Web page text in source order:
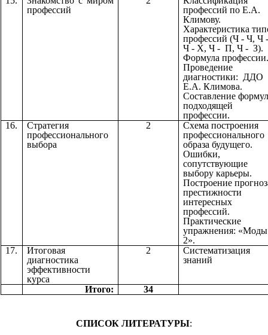
профессий
профессий по Е.А.
Климову.
Характеристика
профессий (Ч - Ч, Ч
Ч - Х, Ч - П, Ч - З).
Формула профессии.
Проведение
диагностики: ДДО
Е.А. Климова.
Составление
подходящей
профессии.
16.
Стратегия
профессионального
выбора
2
Схема построения
профессионального
образа будущего.
Ошибки,
сопутствующие
выбору карьеры.
Построение
престижности
интересных
профессий.
Практические
упражнения: «Моды
2».
17.
Итоговая
диагностика
эффективности
курса
2
Систематизация
знаний
Итого: 34
СПИСОК ЛИТЕРАТУРЫ: